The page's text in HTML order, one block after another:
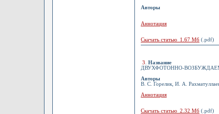
Авторы
Аннотация
Скачать статью 1.67 Мб (.pdf)
3
Название
ДВУХФОТОННО-
Авторы
В. С. Горелик, И. А.
Аннотация
Скачать статью 2.32 Мб (.pdf)